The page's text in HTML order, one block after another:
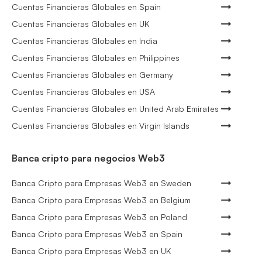
Cuentas Financieras Globales en Spain
Cuentas Financieras Globales en UK
Cuentas Financieras Globales en India
Cuentas Financieras Globales en Philippines
Cuentas Financieras Globales en Germany
Cuentas Financieras Globales en USA
Cuentas Financieras Globales en United Arab Emirates
Cuentas Financieras Globales en Virgin Islands
Banca cripto para negocios Web3
Banca Cripto para Empresas Web3 en Sweden
Banca Cripto para Empresas Web3 en Belgium
Banca Cripto para Empresas Web3 en Poland
Banca Cripto para Empresas Web3 en Spain
Banca Cripto para Empresas Web3 en UK